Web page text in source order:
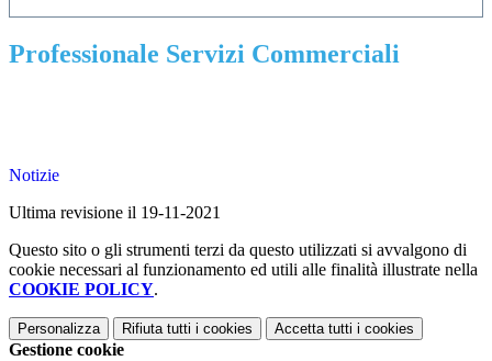
Professionale Servizi Commerciali
Notizie
Ultima revisione il 19-11-2021
Questo sito o gli strumenti terzi da questo utilizzati si avvalgono di
cookie necessari al funzionamento ed utili alle finalità illustrate nella
COOKIE POLICY.
Personalizza Rifiuta tutti i cookies Accetta tutti i cookies
Gestione cookie